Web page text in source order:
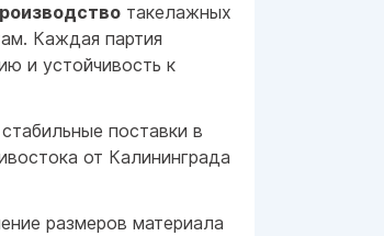
такелажных
Каждая партия
и устойчивость к
поставки в
от Калининграда
размеров материала